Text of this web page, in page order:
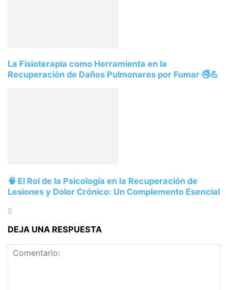
La Fisioterapia como Herramienta en la
Recuperación de Daños Pulmonares por Fumar 🚭💪
🧠 El Rol de la Psicología en la Recuperación de
Lesiones y Dolor Crónico: Un Complemento Esencial
DEJA UNA RESPUESTA